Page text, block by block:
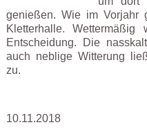
genießen. Wie im Vorjahr
Kletterhalle.
Entscheidung. Die
auch neblige Witterung
zu.
10.11.2018